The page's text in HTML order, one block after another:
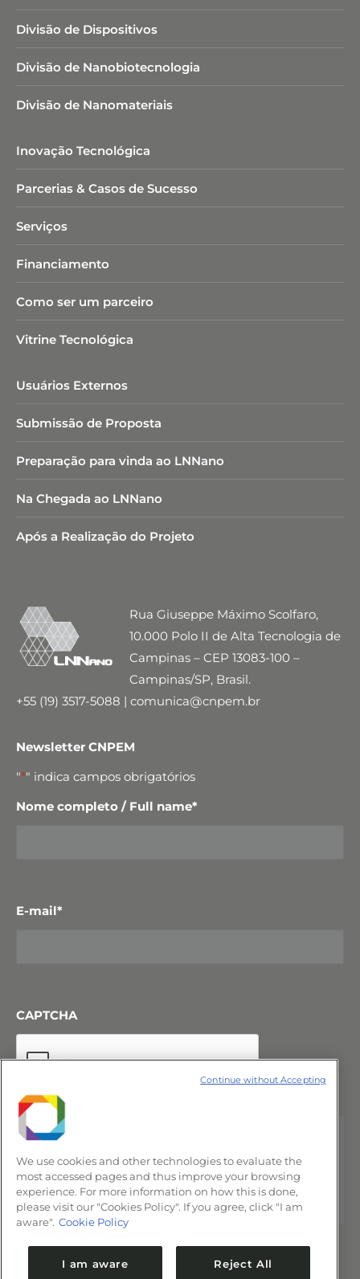
Divisão de Dispositivos
Divisão de Nanobiotecnologia​
Divisão de Nanomateriais
Inovação Tecnológica
Parcerias & Casos de Sucesso
Serviços
Financiamento
Como ser um parceiro
Vitrine Tecnológica
Usuários Externos
Submissão de Proposta
Preparação para vinda ao LNNano
Na Chegada ao LNNano
Após a Realização do Projeto
Rua Giuseppe Máximo Scolfaro,
10.000 Polo II de Alta Tecnologia de
Campinas – CEP 13083-100 –
Campinas/SP, Brasil.
+55 (19) 3517-5088 | comunica@cnpem.br
Newsletter CNPEM
"*" indica campos obrigatórios
Nome completo / Full name*
E-mail*
CAPTCHA
We use cookies and other technologies to evaluate the
most accessed pages and thus improve your browsing
experience. For more information on how this is done,
please visit our "Cookies Policy". If you agree, click "I am
aware". Cookie Policy
I am aware Reject All
Continue without Accepting